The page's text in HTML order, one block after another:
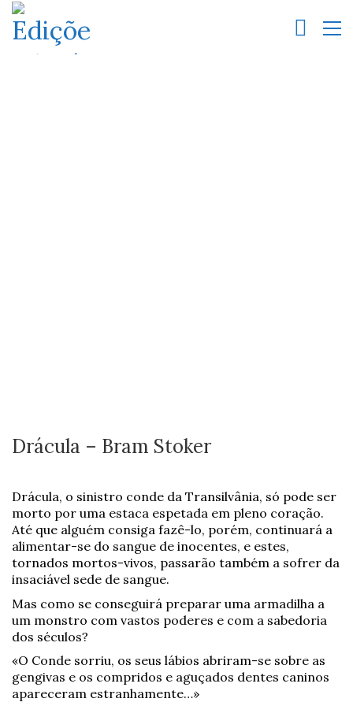
Drácula – Bram Stoker
Drácula, o sinistro conde da Transilvânia, só pode ser
morto por uma estaca espetada em pleno coração.
Até que alguém consiga fazê-lo, porém, continuará a
alimentar-se do sangue de inocentes, e estes,
tornados mortos-vivos, passarão também a sofrer da
insaciável sede de sangue.
Mas como se conseguirá preparar uma armadilha a
um monstro com vastos poderes e com a sabedoria
dos séculos?
«O Conde sorriu, os seus lábios abriram-se sobre as
gengivas e os compridos e aguçados dentes caninos
apareceram estranhamente…»